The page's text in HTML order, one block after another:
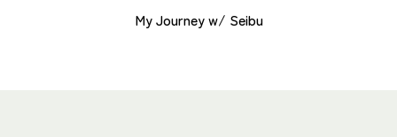
My Journey w/ Seibu